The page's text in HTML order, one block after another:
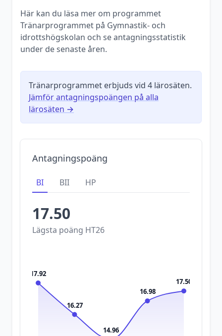
Här kan du läsa mer om programmet
Tränarprogrammet på Gymnastik- och
idrottshögskolan och se antagningsstatistik
under de senaste åren.
Tränarprogrammet erbjuds vid 4 lärosäten.
Jämför antagningspoängen på alla
lärosäten →
Antagningspoäng
BI BII HP
17.50
Lägsta poäng HT26
17.92
16.27
14.96
16.98
17.50